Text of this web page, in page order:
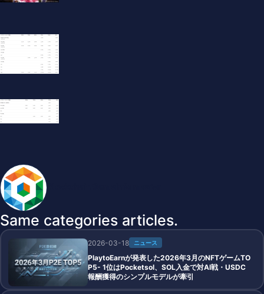
Same categories articles.
2026-03-18 ニュース
PlaytoEarnが発表した2026年3月のNFTゲームTO
P5- 1位はPocketsol、SOL入金で対AI戦・USDC
報酬獲得のシンプルモデルが牽引